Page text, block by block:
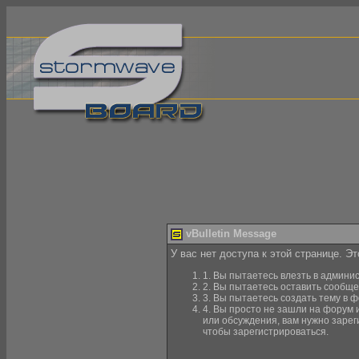
vBulletin Message
У вас нет доступа к этой странице.
1. Вы пытаетесь влезть в
2. Вы пытаетесь оставить
3. Вы пытаетесь создать тему в
4. Вы просто не зашли на форум
или обсуждения, вам нужно
чтобы зарегистрироваться.